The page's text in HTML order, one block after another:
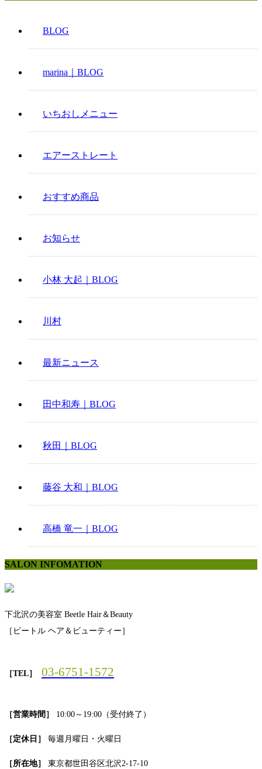
BLOG
marina｜BLOG
いちおしメニュー
エアーストレート
おすすめ商品
お知らせ
小林 大起｜BLOG
川村
最新ニュース
田中和寿｜BLOG
秋田｜BLOG
藤谷 大和｜BLOG
高橋 竜一｜BLOG
SALON INFOMATION
下北沢の美容室 Beetle Hair＆Beauty
［ビートル ヘア＆ビューティー］
［TEL］ 03-6751-1572
［営業時間］ 10:00～19:00（受付終了）
［定休日］ 毎週月曜日・火曜日
［所在地］
東京都世田谷区北沢2-17-10